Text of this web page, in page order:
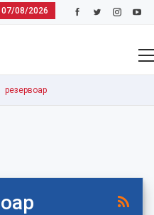
07/08/2026
резервоар